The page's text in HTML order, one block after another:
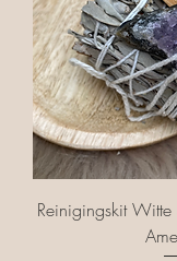
Reinigingskit Witte